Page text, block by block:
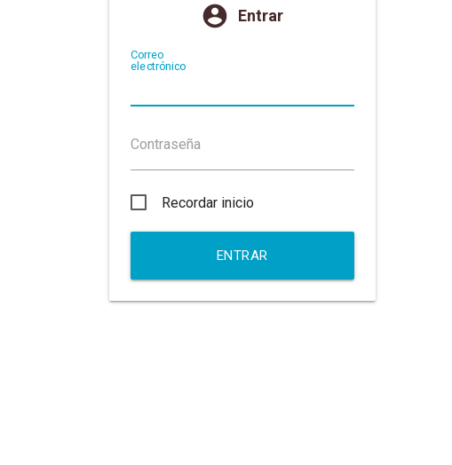
account_circle Entrar
Correo
electrónico
Contraseña
Recordar inicio
ENTRAR